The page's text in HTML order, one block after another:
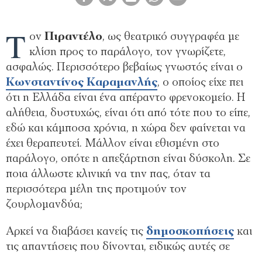
Τ ον Πιραντέλο, ως θεατρικό συγγραφέα με
κλίση προς το παράλογο, τον γνωρίζετε,
ασφαλώς. Περισσότερο βεβαίως γνωστός είναι ο
Κωνσταντίνος Καραμανλής, ο οποίος είχε πει
ότι η Ελλάδα είναι ένα απέραντο φρενοκομείο. Η
αλήθεια, δυστυχώς, είναι ότι από τότε που το είπε,
εδώ και κάμποσα χρόνια, η χώρα δεν φαίνεται να
έχει θεραπευτεί. Μάλλον είναι εθισμένη στο
παράλογο, οπότε η απεξάρτηση είναι δύσκολη. Σε
ποια άλλωστε κλινική να την πας, όταν τα
περισσότερα μέλη της προτιμούν τον
ζουρλομανδύα;
Αρκεί να διαβάσει κανείς τις δημοσκοπήσεις και
τις απαντήσεις που δίνονται, ειδικώς αυτές σε